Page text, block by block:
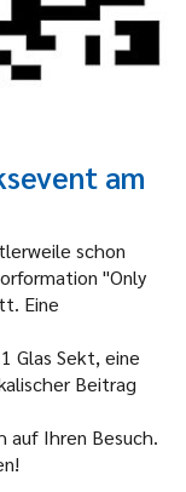
am
schon
"Only
Eine
Glas Sekt, eine
Beitrag
auf Ihren Besuch.